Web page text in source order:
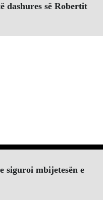
dashures së Robertit
mbijetesën e